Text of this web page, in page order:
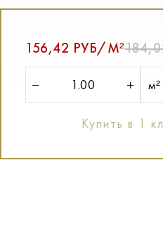
156,42 РУБ/М²
м²
Купить в 1